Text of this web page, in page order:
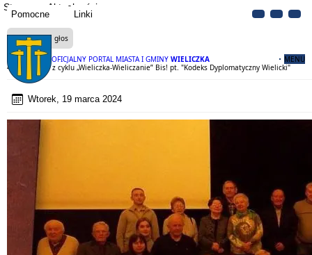
Pomocne Linki
OFICJALNY PORTAL MIASTA I GMINY WIELICZKA MENU
Strona Aktualności
Czytaj na głos
48 spotkanie z cyklu „Wieliczka-Wieliczanie” Bis! pt. "Kodeks Dyplomatyczny Wielicki"
Wtorek, 19 marca 2024